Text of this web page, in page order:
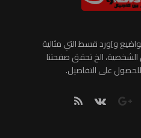
و]ورد قسط التي مثالية
الشخصية، الخ تحقق صفحتنا
على التفاصيل.